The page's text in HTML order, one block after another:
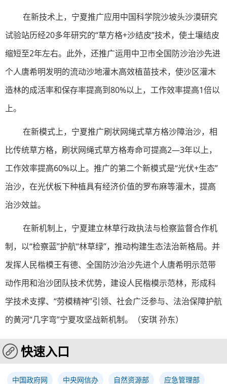
在新技术上，宁夏推广应用中国科学院沙坡头沙漠研究
试验站历经20多年研究的“草方格+沙结皮”技术，使土壤结皮
缩短至2年左右。此外，还推广运用中卫市全国防沙治沙先进
个人唐希明发明的流动沙地灌木高效植苗技术，使沙区灌木
造林的成活率和保存率提高到80%以上，工作效率提高1倍以
上。
在新模式上，宁夏推广刷状网绳式草方格沙障治沙，相
比传统草方格，刷状网绳式草方格寿命可提高2—3年以上，
工作效率提高60%以上。推广的第二个新模式是“光伏+生态”
治沙，在光伏板下种植具有经济价值的罗布麻等灌木，提高
治沙效益。
在新机制上，宁夏建立林草行政执法与检察监督合作机
制，以“检察蓝”护航“林草绿”，推动构建生态法治新格局。并
发挥人民楷模王有德、全国防沙治沙先进个人唐希明示范带
动作用和治沙团队技术优势，建设人民楷模示范林，形成科
学技术支撑、“劳模精神”引领、社会广泛参与、法治保障护航
的黄河“几字弯”宁夏攻坚战新机制。（安琪 孙东）
快速入口
中国政府网 中央网信办 自然资源部 应急管理部